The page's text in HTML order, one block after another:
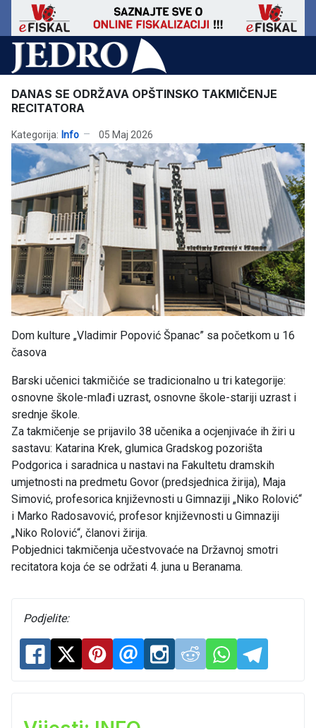
DANAS SE ODRŽAVA OPŠTINSKO TAKMIČENJE
RECITATORA
Kategorija: Info 05 Maj 2026
Dom kulture „Vladimir Popović Španac” sa početkom u 16
časova
Barski učenici takmičiće se tradicionalno u tri kategorije:
osnovne škole-mlađi uzrast, osnovne škole-stariji uzrast i
srednje škole.
Za takmičenje se prijavilo 38 učenika a ocjenjivaće ih žiri u
sastavu: Katarina Krek, glumica Gradskog pozorišta
Podgorica i saradnica u nastavi na Fakultetu dramskih
umjetnosti na predmetu Govor (predsjednica žirija), Maja
Simović, profesorica književnosti u Gimnaziji „Niko Rolović“
i Marko Radosavović, profesor književnosti u Gimnaziji
„Niko Rolović“, članovi žirija.
Pobjednici takmičenja učestvovaće na Državnoj smotri
recitatora koja će se održati 4. juna u Beranama.
Podjelite: